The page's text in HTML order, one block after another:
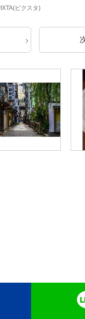
ピクスタ)